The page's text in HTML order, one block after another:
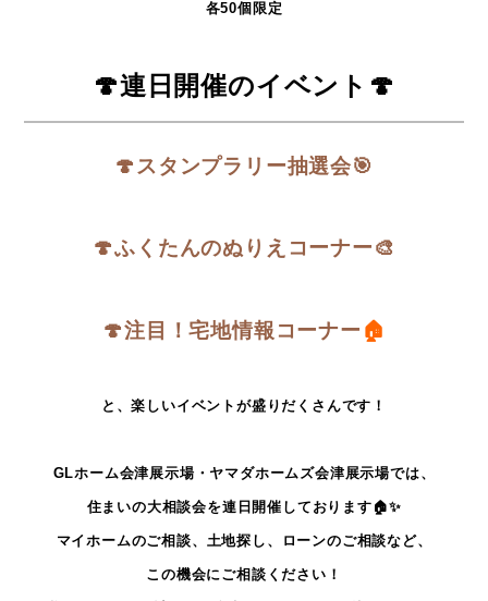
各50個限定
🍄連日開催のイベント 🍄
🍄 スタンプラリー抽選会🎯
🍄ふくたんのぬりえコーナー🎨
🍄注目！宅地情報コーナー 🏠
と、楽しいイベントが盛りだくさんです！
GLホーム会津展示場・ヤマダホームズ会津展示場では、
住まいの大相談会を連日開催しております🏠✨
マイホームのご相談、土地探し、ローンのご相談など、
この機会にご相談ください！